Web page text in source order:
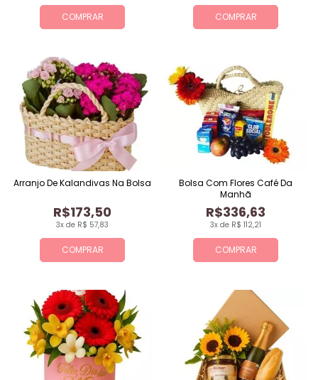
COMPRAR COMPRAR
COMPRAR
3x de R$ 57,83
R$173,50
Arranjo De Kalandivas Na Bolsa
COMPRAR
3x de R$ 112,21
R$336,63
Bolsa Com Flores Café Da
Manhã